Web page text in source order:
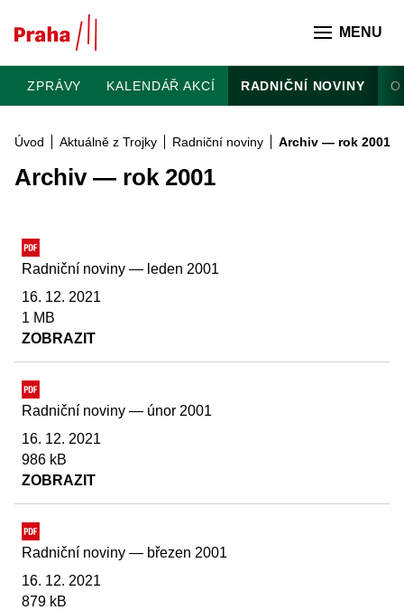
MENU
ZPRÁVY KALENDÁŘ AKCÍ RADNIČNÍ NOVINY O
Úvod Aktuálně z Trojky Radniční noviny Archiv — rok 2001
Archiv — rok 2001
Radniční noviny — leden 2001
16. 12. 2021
1 MB
ZOBRAZIT
Radniční noviny — únor 2001
16. 12. 2021
986 kB
ZOBRAZIT
Radniční noviny — březen 2001
16. 12. 2021
879 kB